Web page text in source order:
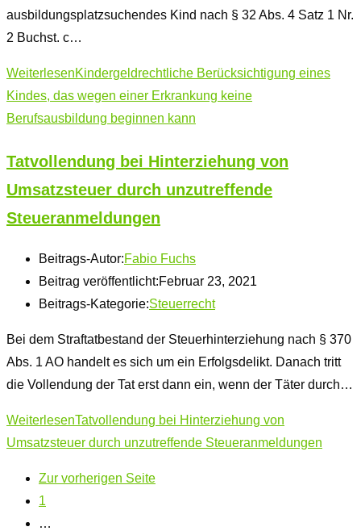
ausbildungsplatzsuchendes Kind nach § 32 Abs. 4 Satz 1 Nr.
2 Buchst. c…
WeiterlesenKindergeldrechtliche Berücksichtigung eines
Kindes, das wegen einer Erkrankung keine
Berufsausbildung beginnen kann
Tatvollendung bei Hinterziehung von
Umsatzsteuer durch unzutreffende
Steueranmeldungen
Beitrags-Autor:Fabio Fuchs
Beitrag veröffentlicht:Februar 23, 2021
Beitrags-Kategorie:Steuerrecht
Bei dem Straftatbestand der Steuerhinterziehung nach § 370
Abs. 1 AO handelt es sich um ein Erfolgsdelikt. Danach tritt
die Vollendung der Tat erst dann ein, wenn der Täter durch…
WeiterlesenTatvollendung bei Hinterziehung von
Umsatzsteuer durch unzutreffende Steueranmeldungen
Zur vorherigen Seite
1
…